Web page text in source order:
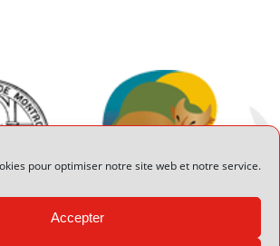
pour optimiser notre site web et notre service.
Accepter